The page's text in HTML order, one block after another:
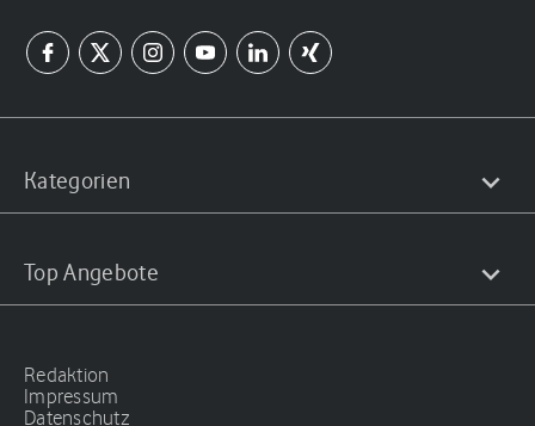
Kategorien
Top Angebote
Redaktion
Impressum
Datenschutz